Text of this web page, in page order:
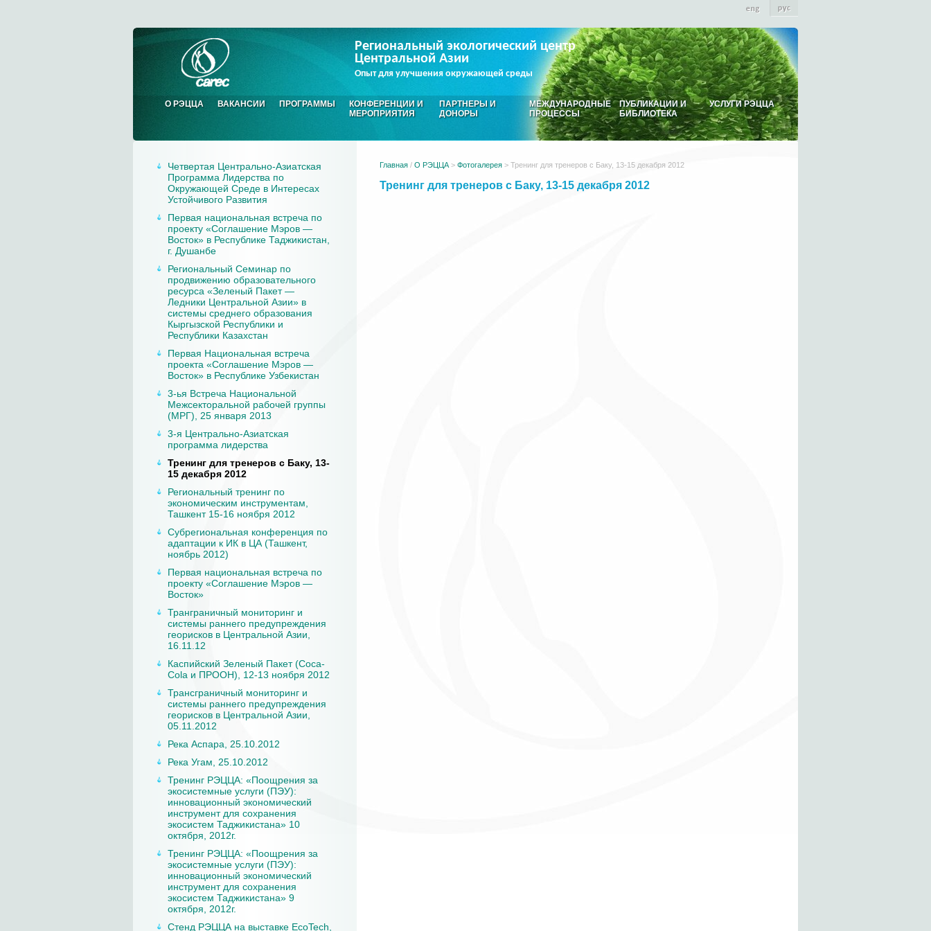
Региональный экологический центр
Центральной Азии
Опыт для улучшения окружающей среды
О РЭЦЦА ВАКАНСИИ ПРОГРАММЫ
КОНФЕРЕНЦИИ И
МЕРОПРИЯТИЯ
ПАРТНЕРЫ И
ДОНОРЫ
МЕЖДУНАРОДНЫЕ
ПРОЦЕССЫ
ПУБЛИКАЦИИ И
БИБЛИОТЕКА
УСЛУГИ РЭЦЦА
Четвертая Центрально-Азиатская
Программа Лидерства по
Окружающей Среде в Интересах
Устойчивого Развития
Первая национальная встреча по
проекту «Соглашение Мэров —
Восток» в Республике Таджикистан,
г. Душанбе
Региональный Семинар по
продвижению образовательного
ресурса «Зеленый Пакет —
Ледники Центральной Азии» в
системы среднего образования
Кыргызской Республики и
Республики Казахстан
Первая Национальная встреча
проекта «Соглашение Мэров —
Восток» в Республике Узбекистан
3-ья Встреча Национальной
Межсекторальной рабочей группы
(МРГ), 25 января 2013
3-я Центрально-Азиатская
программа лидерства
Тренинг для тренеров с Баку, 13-
15 декабря 2012
Региональный тренинг по
экономическим инструментам,
Ташкент 15-16 ноября 2012
Субрегиональная конференция по
адаптации к ИК в ЦА (Ташкент,
ноябрь 2012)
Первая национальная встреча по
проекту «Соглашение Мэров —
Восток»
Транграничный мониторинг и
системы раннего предупреждения
георисков в Центральной Азии,
16.11.12
Каспийский Зеленый Пакет (Coca-
Cola и ПРООН), 12-13 ноября 2012
Трансграничный мониторинг и
системы раннего предупреждения
георисков в Центральной Азии,
05.11.2012
Река Аспара, 25.10.2012
Река Угам, 25.10.2012
Тренинг РЭЦЦА: «Поощрения за
экосистемные услуги (ПЭУ):
инновационный экономический
инструмент для сохранения
экосистем Таджикистана» 10
октября, 2012г.
Тренинг РЭЦЦА: «Поощрения за
экосистемные услуги (ПЭУ):
инновационный экономический
инструмент для сохранения
экосистем Таджикистана» 9
октября, 2012г.
Стенд РЭЦЦА на выставке EcoTech,
Главная / О РЭЦЦА > Фотогалерея > Тренинг для тренеров с Баку, 13-15 декабря 2012
Тренинг для тренеров с Баку, 13-15 декабря 2012